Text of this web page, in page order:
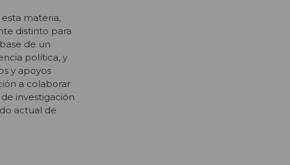
materia,
distinto para
de un
política, y
y apoyos
a colaborar
investigación
actual de